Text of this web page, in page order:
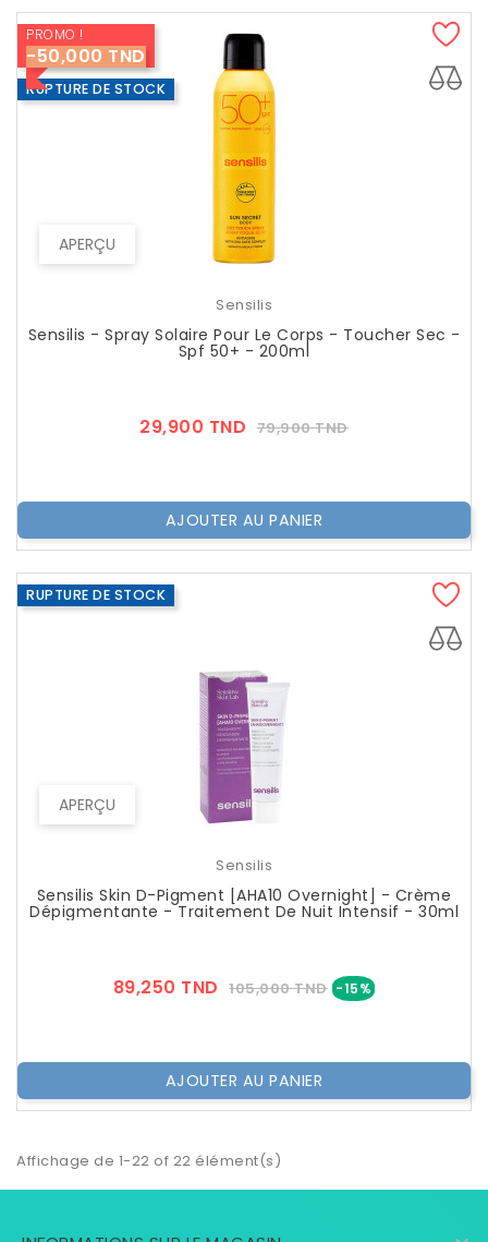
APERÇU
PROMO !
-50,000 TND
RUPTURE DE STOCK
Sensilis
Sensilis - Spray Solaire Pour Le Corps - Toucher Sec -
Spf 50+ - 200ml
29,900 TND Prix
79,900 TNDPrix
AJOUTER AU PANIER
APERÇU
RUPTURE DE STOCK
Sensilis
Sensilis Skin D-Pigment [AHA10 Overnight] - Crème
Dépigmentante - Traitement De Nuit Intensif - 30ml
89,250 TND Prix
105,000 TND -15%Prix
AJOUTER AU PANIER
Affichage de 1-22 of 22 élément(s)